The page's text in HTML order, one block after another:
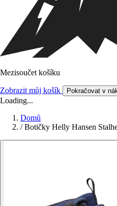
Mezisoučet košíku
Zobrazit můj košík Pokračovat v
Loading...
Domů
/ Botičky Helly Hansen